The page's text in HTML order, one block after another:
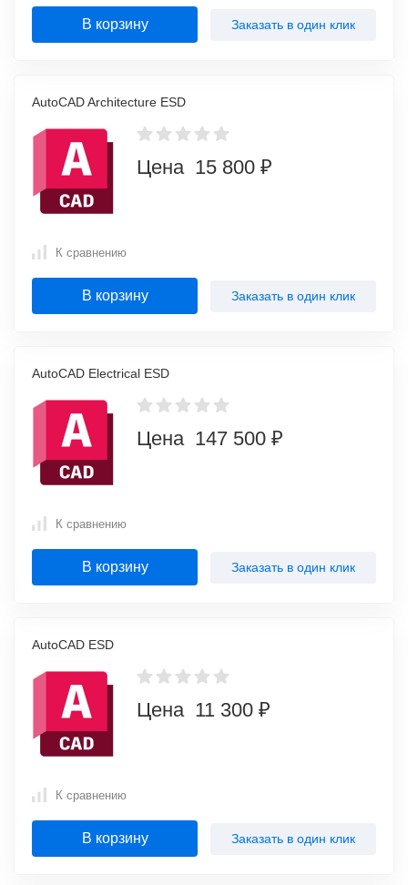
В корзину Заказать в один клик
AutoCAD Architecture ESD
Цена 15 800 ₽
К сравнению
В корзину Заказать в один клик
AutoCAD Electrical ESD
Цена 147 500 ₽
К сравнению
В корзину Заказать в один клик
AutoCAD ESD
Цена 11 300 ₽
К сравнению
В корзину Заказать в один клик